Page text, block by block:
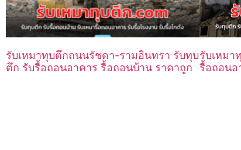
รับเหมาทุบตึกถนนรัชดา-รามอินทรา รับทุบ
ตึก รับรื้อถอนอาคาร รื้อถอนบ้าน ราคาถูก
รับเหมา
รื้อถอนอ